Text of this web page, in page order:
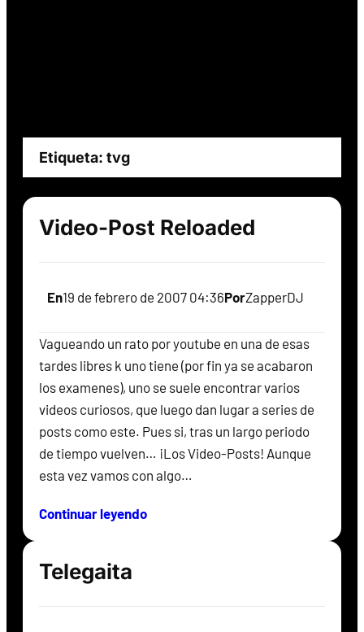
Etiqueta: tvg
Video-Post Reloaded
En19 de febrero de 2007 04:36PorZapperDJ
Vagueando un rato por youtube en una de esas
tardes libres k uno tiene (por fin ya se acabaron
los examenes), uno se suele encontrar varios
videos curiosos, que luego dan lugar a series de
posts como este. Pues si, tras un largo periodo
de tiempo vuelven… ¡Los Video-Posts! Aunque
esta vez vamos con algo…
Continuar leyendo
Telegaita